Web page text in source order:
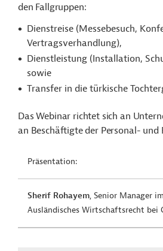
den Fallgruppen:
Dienstreise (Messebesuch,
Vertragsverhandlung),
Dienstleistung (Installation,
sowie
Transfer in die türkische
Das Webinar richtet sich an
an Beschäftigte der Personal- und
Präsentation:
Sherif Rohayem, Senior Manager
Ausländisches Wirtschaftsrecht bei